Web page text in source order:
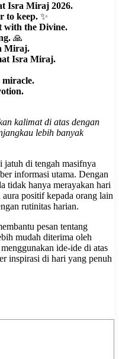
Isra Miraj 2026.
to keep. ✨
with the Divine.
🙏
Miraj.
Isra Miraj.
kalimat di atas dengan
lebih banyak
di tengah masifnya
informasi utama. Dengan
tidak hanya merayakan hari
positif kepada orang lain
rutinitas harian.
pesan tentang
mudah diterima oleh
ide-ide di atas
inspirasi di hari yang penuh